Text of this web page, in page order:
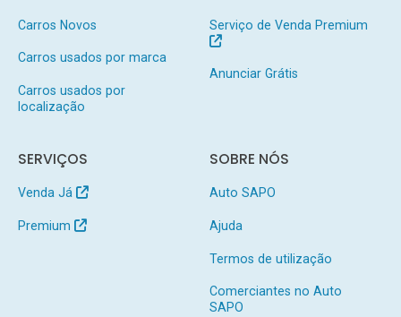
Carros Novos
Carros usados por marca
Carros usados por
localização
Serviço de Venda Premium
Anunciar Grátis
SERVIÇOS
Venda Já
Premium
SOBRE NÓS
Auto SAPO
Ajuda
Termos de utilização
Comerciantes no Auto
SAPO